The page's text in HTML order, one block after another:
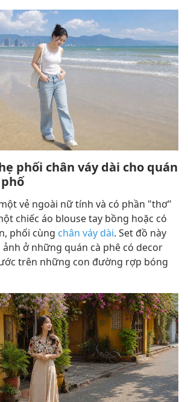
phối chân váy dài cho quán
vẻ ngoài nữ tính và có phần "thơ"
chiếc áo blouse tay bồng hoặc có
phối cùng chân váy dài. Set đồ này
ở những quán cà phê có decor
trên những con đường rợp bóng